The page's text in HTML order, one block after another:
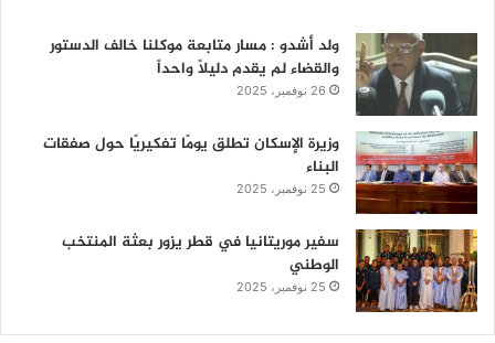
ولد أشدو : مسار متابعة موكلنا خالف الدستور
والقضاء لم يقدم دليلاً واحداً
26 نوفمبر، 2025
وزيرة الإسكان تطلق يومًا تفكيريًا حول صفقات
البناء
25 نوفمبر، 2025
سفير موريتانيا في قطر يزور بعثة المنتخب
الوطني
25 نوفمبر، 2025